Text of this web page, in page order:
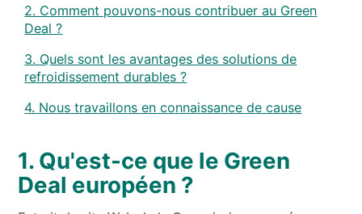
2. Comment pouvons-nous contribuer au Green
Deal ?
3. Quels sont les avantages des solutions de
refroidissement durables ?
4. Nous travaillons en connaissance de cause
1. Qu'est-ce que le Green
Deal européen ?